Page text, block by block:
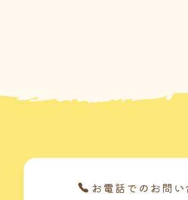
お電話でのお問い